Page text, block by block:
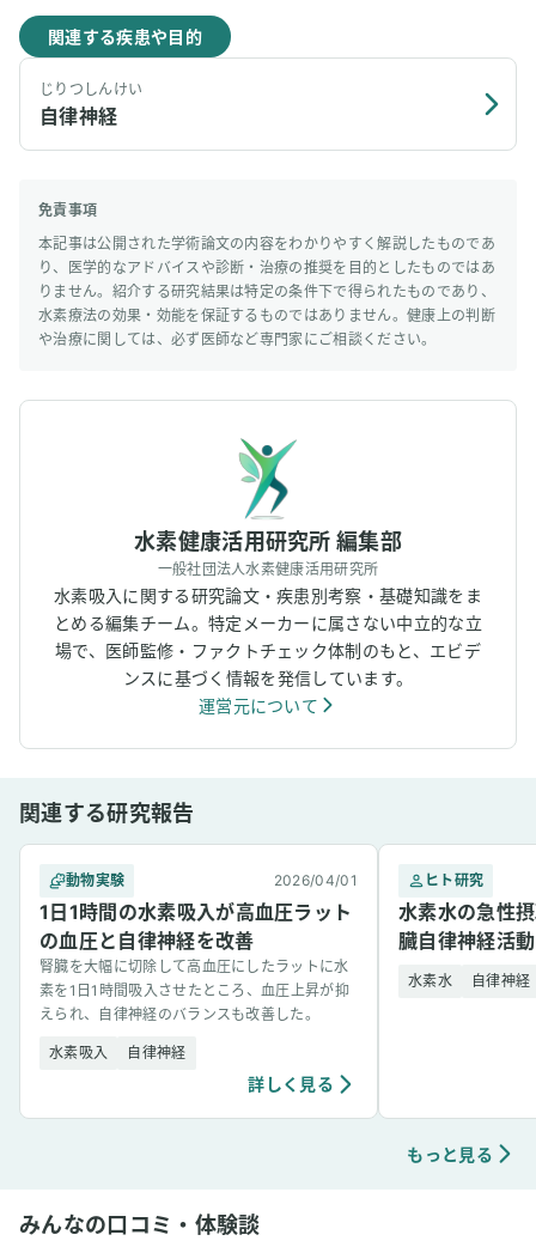
関連する疾患や目的
じりつしんけい
自律神経
免責事項
本記事は公開された学術論文の内容をわかりやすく解説したものであ
り、医学的なアドバイスや診断・治療の推奨を目的としたものではあ
りません。紹介する研究結果は特定の条件下で得られたものであり、
水素療法の効果・効能を保証するものではありません。健康上の判断
や治療に関しては、必ず医師など専門家にご相談ください。
水素健康活用研究所 編集部
一般社団法人水素健康活用研究所
水素吸入に関する研究論文・疾患別考察・基礎知識をま
とめる編集チーム。特定メーカーに属さない中立的な立
場で、医師監修・ファクトチェック体制のもと、エビデ
ンスに基づく情報を発信しています。
運営元について
関連する研究報告
動物実験 2026/04/01
1日1時間の水素吸入が高血圧ラット
の血圧と自律神経を改善
腎臓を大幅に切除して高血圧にしたラットに水
素を1日1時間吸入させたところ、血圧上昇が抑
えられ、自律神経のバランスも改善した。
水素吸入 自律神経
詳しく見る
ヒト研究
水素水の急性
臓自律神経活
水素水 自律神経
もっと見る
みんなの口コミ・体験談